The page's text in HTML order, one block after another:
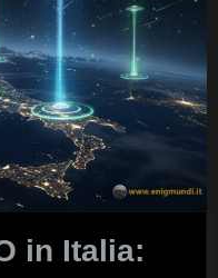
in Italia: